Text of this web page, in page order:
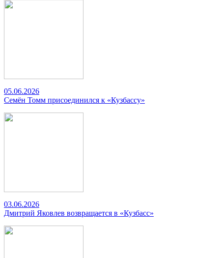
05.06.2026
Семён Томм присоединился к «Кузбассу»
03.06.2026
Дмитрий Яковлев возвращается в «Кузбасс»